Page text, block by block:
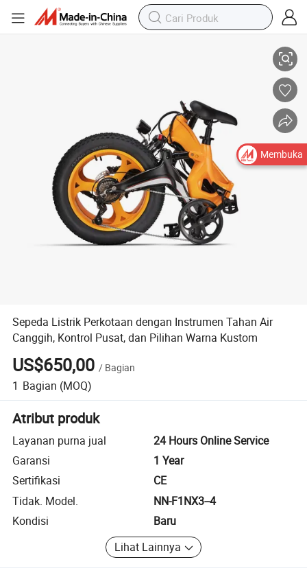
Sepeda Listrik Perkotaan dengan Instrumen Tahan Air
Canggih, Kontrol Pusat, dan Pilihan Warna Kustom
US$650,00 / Bagian
1 Bagian (MOQ)
Atribut produk
Layanan purna jual
24 Hours Online Service
Garansi
1 Year
Sertifikasi
CE
Tidak. Model.
NN-F1NX3--4
Kondisi
Baru
Lihat Lainnya
Membuka